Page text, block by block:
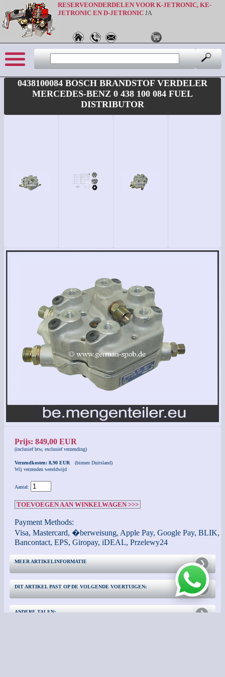
RESERVEONDERDELEN VOOR K-JETRONIC, KE-
JETRONIC EN D-JETRONIC JA
0438100084 BOSCH BRANDSTOF VERDELER
MERCEDES-BENZ 0 438 100 084 FUEL
DISTRIBUTOR
Prijs: 849,00 EUR
(inclusief btw, exclusief verzending)
Verzendkosten: 8,90 EUR
(binnen Duitsland)
Wij verzenden wereldwijd
Aantal:
TOEVOEGEN AAN WINKELWAGEN >>>
Payment Methods:
Visa, Mastercard, �berweisung, Apple Pay, Google Pay, BLIK,
Bancontact, EPS, Giropay, iDEAL, Przelewy24
MEER ARTIKELINFORMATIE
DIT ARTIKEL PAST OP DE VOLGENDE VOERTUIGEN:
ANDERE TALEN: